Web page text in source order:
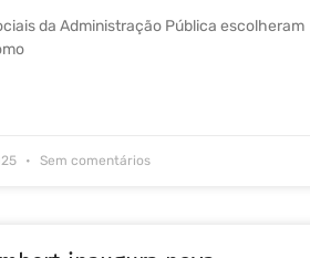
da Administração Pública escolheram
Sem comentários